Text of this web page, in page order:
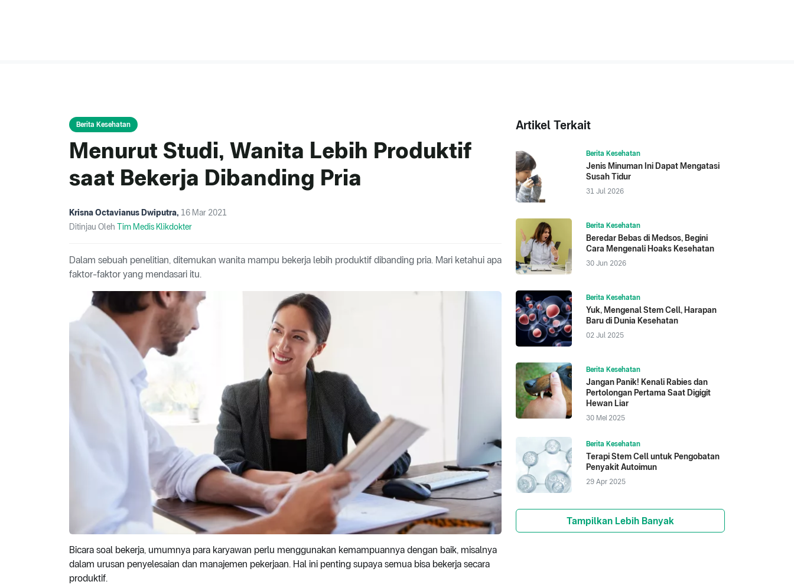
Berita Kesehatan
Menurut Studi, Wanita Lebih Produktif
saat Bekerja Dibanding Pria
Krisna Octavianus Dwiputra, 16 Mar 2021
Ditinjau Oleh Tim Medis Klikdokter
Dalam sebuah penelitian, ditemukan wanita mampu bekerja lebih produktif dibanding pria. Mari ketahui apa
faktor-faktor yang mendasari itu.
Bicara soal bekerja, umumnya para karyawan perlu menggunakan kemampuannya dengan baik, misalnya
dalam urusan penyelesaian dan manajemen pekerjaan. Hal ini penting supaya semua bisa bekerja secara
produktif.
Artikel Terkait
Berita Kesehatan
Jenis Minuman Ini Dapat Mengatasi
Susah Tidur
31 Jul 2026
Berita Kesehatan
Beredar Bebas di Medsos, Begini
Cara Mengenali Hoaks Kesehatan
30 Jun 2026
Berita Kesehatan
Yuk, Mengenal Stem Cell, Harapan
Baru di Dunia Kesehatan
02 Jul 2025
Berita Kesehatan
Jangan Panik! Kenali Rabies dan
Pertolongan Pertama Saat Digigit
Hewan Liar
30 Mei 2025
Berita Kesehatan
Terapi Stem Cell untuk Pengobatan
Penyakit Autoimun
29 Apr 2025
Tampilkan Lebih Banyak